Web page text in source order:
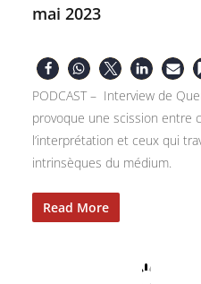
mai 2023
PODCAST – Interview de
provoque une scission entre
l’interprétation et ceux qui
intrinsèques du médium.
Read More